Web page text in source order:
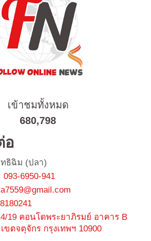
เข้าชมทั้งหมด
680,798
อ
ธิฉิม (ปลา)
093-6950-941
19 คอนโดพระยาภิรมย์ อาคาร B
ขตจตุจักร กรุงเทพฯ 10900